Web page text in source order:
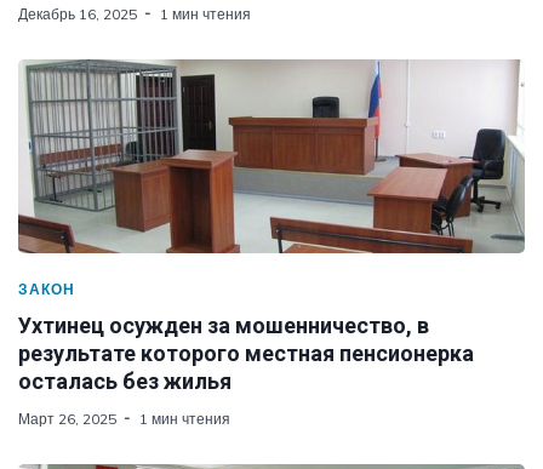
Декабрь 16, 2025 1 мин чтения
ЗАКОН
Ухтинец осужден за мошенничество, в
результате которого местная пенсионерка
осталась без жилья
Март 26, 2025 1 мин чтения